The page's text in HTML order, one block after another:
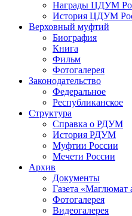
Награды ЦДУМ
История ЦДУМ
Верховный муфтий
Биография
Книга
Фильм
Фотогалерея
Законодательство
Федеральное
Республиканское
Структура
Справка о РДУМ
История РДУМ
Муфтии России
Мечети России
Архив
Документы
Газета «Маглюмат
Фотогалерея
Видеогалерея